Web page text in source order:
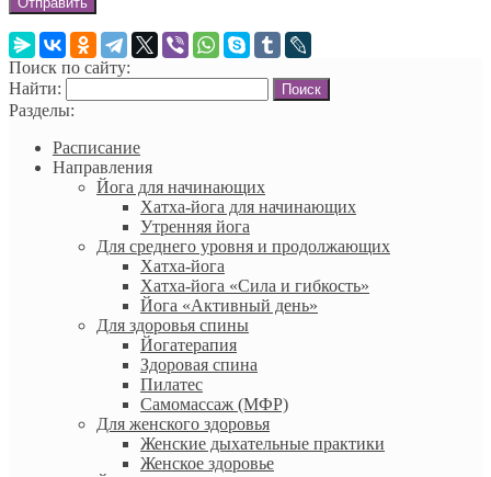
Поиск по сайту:
Найти:
Разделы:
Расписание
Направления
Йога для начинающих
Хатха-йога для начинающих
Утренняя йога
Для среднего уровня и продолжающих
Хатха-йога
Хатха-йога «Сила и гибкость»
Йога «Активный день»
Для здоровья спины
Йогатерапия
Здоровая спина
Пилатес
Самомассаж (МФР)
Для женского здоровья
Женские дыхательные практики
Женское здоровье